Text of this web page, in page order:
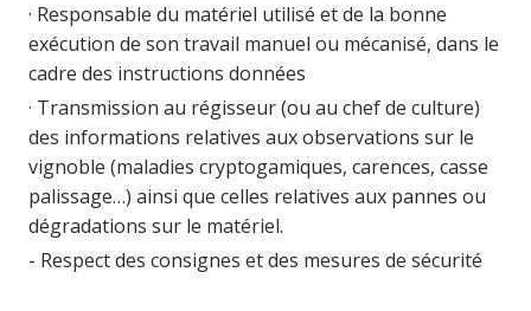
· Responsable du matériel utilisé et de la bonne
exécution de son travail manuel ou mécanisé, dans le
cadre des instructions données
· Transmission au régisseur (ou au chef de culture)
des informations relatives aux observations sur le
vignoble (maladies cryptogamiques, carences, casse
palissage…) ainsi que celles relatives aux pannes ou
dégradations sur le matériel.
- Respect des consignes et des mesures de sécurité